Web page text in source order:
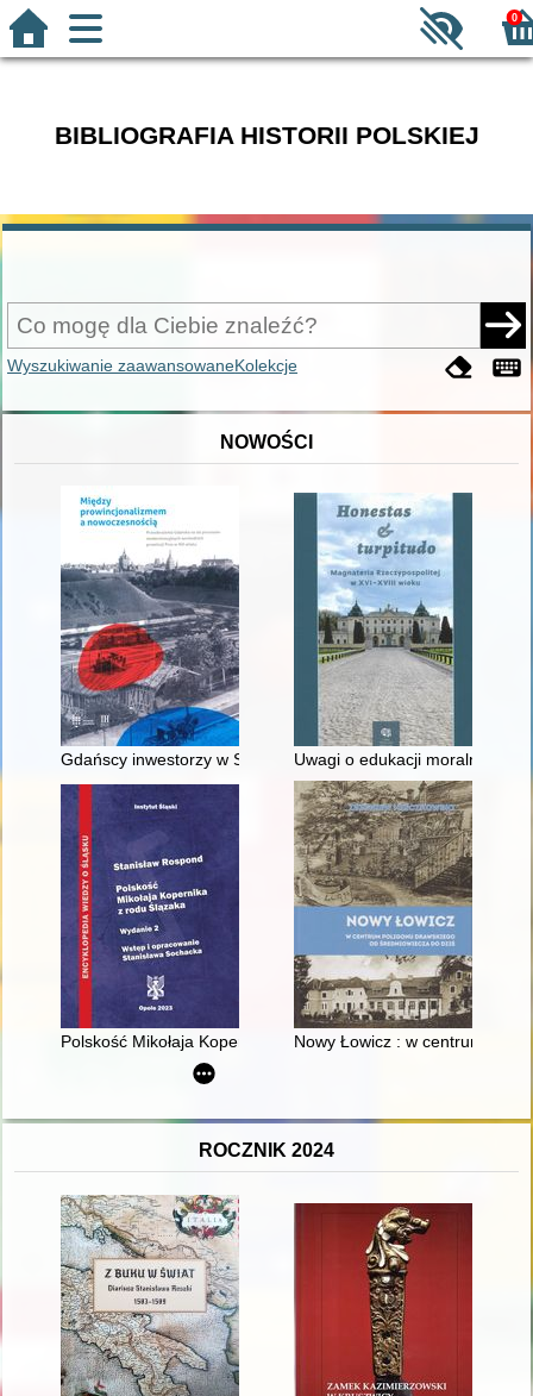
0
BIBLIOGRAFIA HISTORII POLSKIEJ
Wyszukiwanie zaawansowaneKolekcje
NOWOŚCI
Gdańscy inwestorzy w Sopocie : prestiż finansowy i
Uwagi o edukacji moralnej
Polskość Mikołaja Kopernika z rodu ŚlązakaNowy Łowicz : w centrum
ROCZNIK 2024